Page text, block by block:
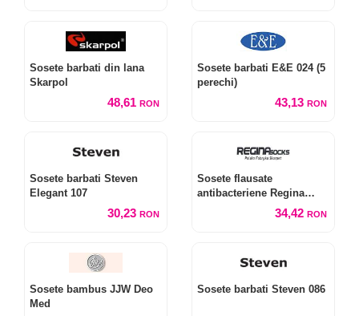
Sosete barbati din lana
Skarpol
48,61 RON
Sosete barbati E&E 024 (5
perechi)
43,13 RON
Sosete barbati Steven
Elegant 107
30,23 RON
Sosete flausate
antibacteriene Regina
34,42 RON
Sosete bambus JJW Deo
Med
Sosete barbati Steven 086